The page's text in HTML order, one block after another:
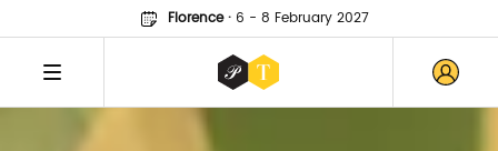
Florence· 6 - 8 February 2027